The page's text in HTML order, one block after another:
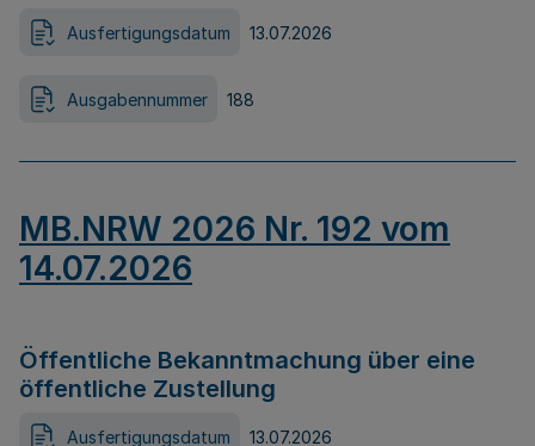
Ausfertigungsdatum 13.07.2026
Ausgabennummer 188
MB.NRW 2026 Nr. 192 vom
14.07.2026
Öffentliche Bekanntmachung über eine
öffentliche Zustellung
Ausfertigungsdatum 13.07.2026